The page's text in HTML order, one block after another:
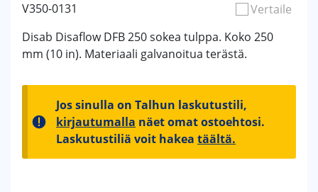
V350-0131
Vertaile
Disab Disaflow DFB 250 sokea tulppa. Koko 250
mm (10 in). Materiaali galvanoitua terästä.
Jos sinulla on Talhun laskutustili,
kirjautumalla näet omat ostoehtosi.
Laskutustiliä voit hakea täältä.